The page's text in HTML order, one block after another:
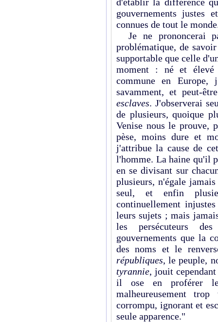
gouvernements justes
connues de tout le
Je ne prononcerai
problématique, de
supportable que celle
moment : né et
commune en Europe,
savamment, et peut-
esclaves. J'observerai
de plusieurs, quoique
Venise nous le prouve,
pèse, moins dure et
j'attribue la cause de
l'homme. La haine qu'il
en se divisant sur
plusieurs, n'égale
seul, et enfin
continuellement
leurs sujets ; mais
les persécuteurs
gouvernements que la
des noms et le
républiques, le peuple,
tyrannie, jouit
il ose en proférer
malheureusement
corrompu, ignorant et
seule apparence."